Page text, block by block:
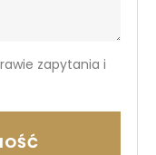
zapytania i